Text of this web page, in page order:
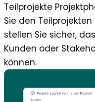
Teilprojekte
Sie den
stellen Sie sicher,
Kunden oder
können.